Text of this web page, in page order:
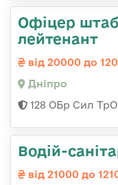
Офіцер
лейтенант
від 20000 до
Дніпро
128 ОБр Сил ТрО
Водій-
від 21000 до